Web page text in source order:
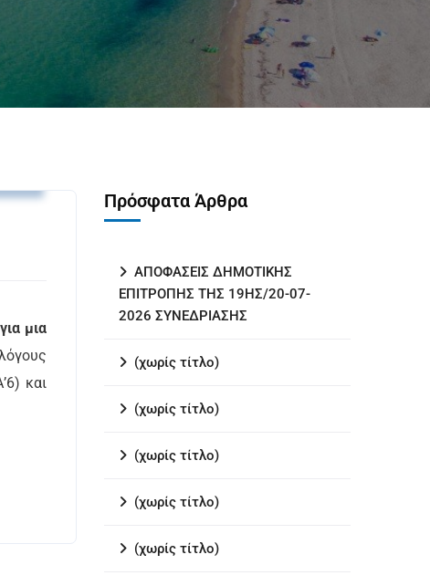
μια
και
Πρόσφατα Άρθρα
ΑΠΟΦΑΣΕΙΣ ΔΗΜΟΤΙΚΗΣ
ΕΠΙΤΡΟΠΗΣ ΤΗΣ 19ΗΣ/20-07-
2026 ΣΥΝΕΔΡΙΑΣΗΣ
(χωρίς τίτλο)
(χωρίς τίτλο)
(χωρίς τίτλο)
(χωρίς τίτλο)
(χωρίς τίτλο)